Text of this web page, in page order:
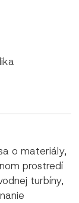
o materiály,
prostredí
turbíny,